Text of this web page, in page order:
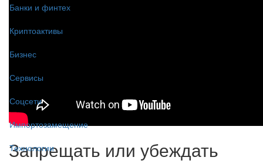
Банки и финтех
Криптоактивы
Бизнес
Сервисы
Соцсети
Импортозамещение
Технологии
Запрещать или убеждать